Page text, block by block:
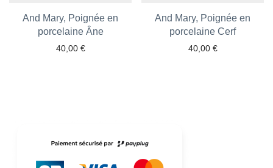
And Mary, Poignée en
porcelaine Âne
40,00 €
Ajouter aux favoris
And Mary, Poignée en
porcelaine Cerf
40,00 €
Ajouter aux favoris